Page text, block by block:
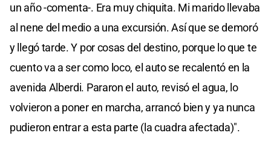
un año -comenta-. Era muy chiquita. Mi marido llevaba
al nene del medio a una excursión. Así que se demoró
y llegó tarde. Y por cosas del destino, porque lo que te
cuento va a ser como loco, el auto se recalentó en la
avenida Alberdi. Pararon el auto, revisó el agua, lo
volvieron a poner en marcha, arrancó bien y ya nunca
pudieron entrar a esta parte (la cuadra afectada)".